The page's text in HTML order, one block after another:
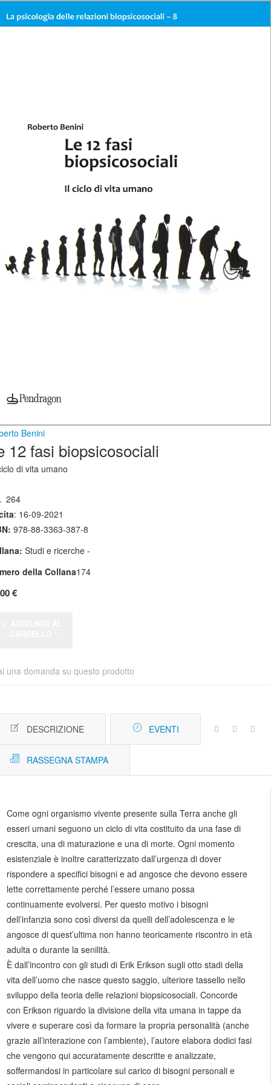
Benini
12 fasi biopsicosociali
di vita umano
264
: 16-09-2021
978-88-3363-387-8
Studi e ricerche -
della Collana174
€
una domanda su questo prodotto
DESCRIZIONE EVENTI
RASSEGNA STAMPA
Come ogni organismo vivente presente sulla Terra anche gli
esseri umani seguono un ciclo di vita costituito da una fase di
crescita, una di maturazione e una di morte. Ogni momento
esistenziale è inoltre caratterizzato dall’urgenza di dover
rispondere a specifici bisogni e ad angosce che devono essere
lette correttamente perché l’essere umano possa
continuamente evolversi. Per questo motivo i bisogni
dell’infanzia sono così diversi da quelli dell’adolescenza e le
angosce di quest’ultima non hanno teoricamente riscontro in età
adulta o durante la senilità.
È dall’incontro con gli studi di Erik Erikson sugli otto stadi della
vita dell’uomo che nasce questo saggio, ulteriore tassello nello
sviluppo della teoria delle relazioni biopsicosociali. Concorde
con Erikson riguardo la divisione della vita umana in tappe da
vivere e superare così da formare la propria personalità (anche
grazie all’interazione con l’ambiente), l’autore elabora dodici fasi
che vengono qui accuratamente descritte e analizzate,
soffermandosi in particolare sul carico di bisogni personali e